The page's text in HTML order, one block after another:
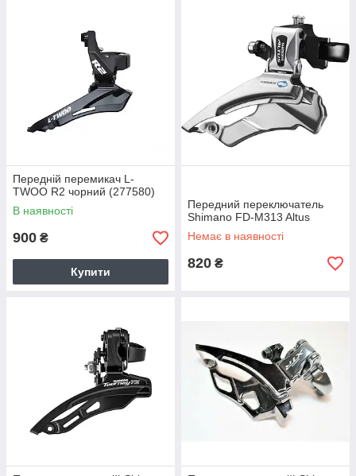
Передній перемикач L-
TWOO R2 чорний (277580)
В наявності
900 ₴
Купити
Передний переключатель
Shimano FD-M313 Altus
Немає в наявності
820 ₴